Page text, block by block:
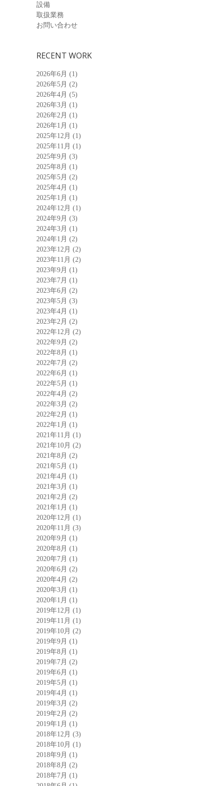
設備
取扱業務
お問い合わせ
RECENT WORK
2026年6月 (1)
2026年5月 (2)
2026年4月 (5)
2026年3月 (1)
2026年2月 (1)
2026年1月 (1)
2025年12月 (1)
2025年11月 (1)
2025年9月 (3)
2025年8月 (1)
2025年5月 (2)
2025年4月 (1)
2025年1月 (1)
2024年12月 (1)
2024年9月 (3)
2024年3月 (1)
2024年1月 (2)
2023年12月 (2)
2023年11月 (2)
2023年9月 (1)
2023年7月 (1)
2023年6月 (2)
2023年5月 (3)
2023年4月 (1)
2023年2月 (2)
2022年12月 (2)
2022年9月 (2)
2022年8月 (1)
2022年7月 (2)
2022年6月 (1)
2022年5月 (1)
2022年4月 (2)
2022年3月 (2)
2022年2月 (1)
2022年1月 (1)
2021年11月 (1)
2021年10月 (2)
2021年8月 (2)
2021年5月 (1)
2021年4月 (1)
2021年3月 (1)
2021年2月 (2)
2021年1月 (1)
2020年12月 (1)
2020年11月 (3)
2020年9月 (1)
2020年8月 (1)
2020年7月 (1)
2020年6月 (2)
2020年4月 (2)
2020年3月 (1)
2020年1月 (1)
2019年12月 (1)
2019年11月 (1)
2019年10月 (2)
2019年9月 (1)
2019年8月 (1)
2019年7月 (2)
2019年6月 (1)
2019年5月 (1)
2019年4月 (1)
2019年3月 (2)
2019年2月 (2)
2019年1月 (1)
2018年12月 (3)
2018年10月 (1)
2018年9月 (1)
2018年8月 (2)
2018年7月 (1)